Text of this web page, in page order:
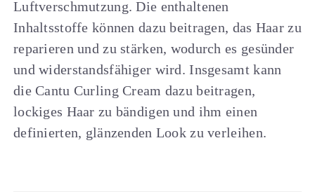
Luftverschmutzung. Die enthaltenen
Inhaltsstoffe können dazu beitragen, das Haar zu
reparieren und zu stärken, wodurch es gesünder
und widerstandsfähiger wird. Insgesamt kann
die Cantu Curling Cream dazu beitragen,
lockiges Haar zu bändigen und ihm einen
definierten, glänzenden Look zu verleihen.